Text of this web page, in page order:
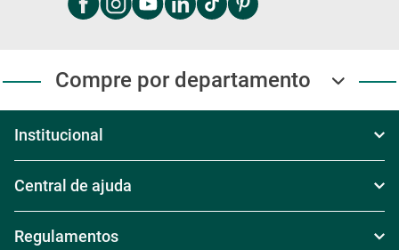
Compre por departamento
Institucional
Televendas
Central de ajuda
Regulamentos